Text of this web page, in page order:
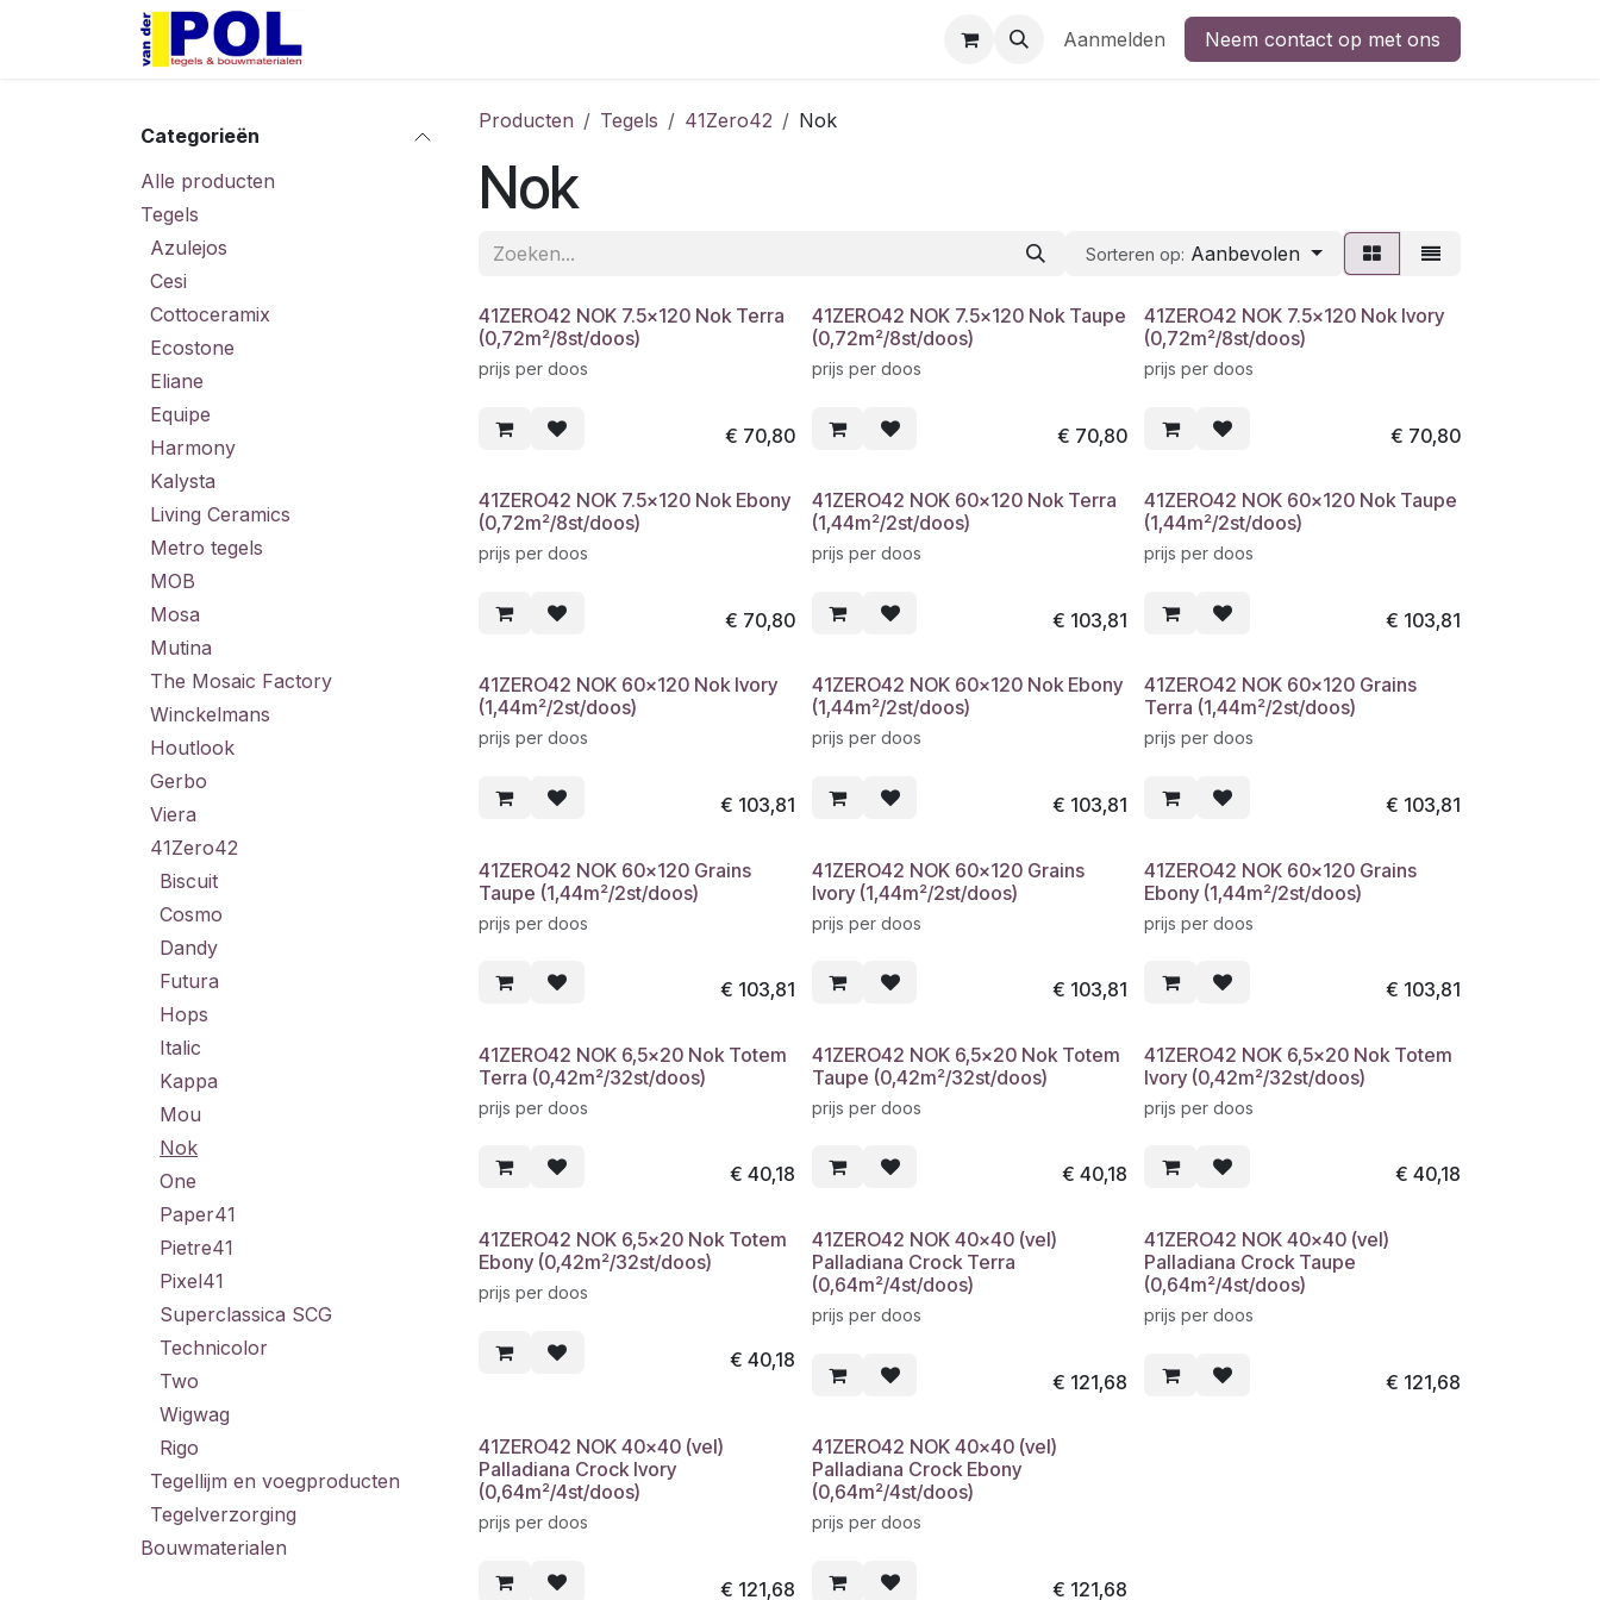
Overslaan naar inhoud
Aanmelden Neem contact op met ons
Categorieën
Alle producten
Tegels
Azulejos
Cesi
Cottoceramix
Ecostone
Eliane
Equipe
Harmony
Kalysta
Living Ceramics
Metro tegels
MOB
Mosa
Mutina
The Mosaic Factory
Winckelmans
Houtlook
Gerbo
Viera
41Zero42
Biscuit
Cosmo
Dandy
Futura
Hops
Italic
Kappa
Mou
Nok
One
Paper41
Pietre41
Pixel41
Superclassica SCG
Technicolor
Two
Wigwag
Rigo
Tegellijm en voegproducten
Tegelverzorging
Bouwmaterialen
Producten Tegels 41Zero42 Nok
Nok
Sorteren op: Aanbevolen
41ZERO42 NOK 7.5x120 Nok Terra
(0,72m²/8st/doos)
prijs per doos
€ 70,80
41ZERO42 NOK 7.5x120 Nok Taupe
(0,72m²/8st/doos)
prijs per doos
€ 70,80
41ZERO42 NOK 7.5x120 Nok Ivory
(0,72m²/8st/doos)
prijs per doos
€ 70,80
41ZERO42 NOK 7.5x120 Nok Ebony
(0,72m²/8st/doos)
prijs per doos
€ 70,80
41ZERO42 NOK 60x120 Nok Terra
(1,44m²/2st/doos)
prijs per doos
€ 103,81
41ZERO42 NOK 60x120 Nok Taupe
(1,44m²/2st/doos)
prijs per doos
€ 103,81
41ZERO42 NOK 60x120 Nok Ivory
(1,44m²/2st/doos)
prijs per doos
€ 103,81
41ZERO42 NOK 60x120 Nok Ebony
(1,44m²/2st/doos)
prijs per doos
€ 103,81
41ZERO42 NOK 60x120 Grains
Terra (1,44m²/2st/doos)
prijs per doos
€ 103,81
41ZERO42 NOK 60x120 Grains
Taupe (1,44m²/2st/doos)
prijs per doos
€ 103,81
41ZERO42 NOK 60x120 Grains
Ivory (1,44m²/2st/doos)
prijs per doos
€ 103,81
41ZERO42 NOK 60x120 Grains
Ebony (1,44m²/2st/doos)
prijs per doos
€ 103,81
41ZERO42 NOK 6,5x20 Nok Totem
Terra (0,42m²/32st/doos)
prijs per doos
€ 40,18
41ZERO42 NOK 6,5x20 Nok Totem
Taupe (0,42m²/32st/doos)
prijs per doos
€40,18
41ZERO42 NOK 6,5x20 Nok Totem
Ivory (0,42m²/32st/doos)
prijs per doos
€ 40,18
41ZERO42 NOK 6,5x20 Nok Totem
Ebony (0,42m²/32st/doos)
prijs per doos
€ 40,18
41ZERO42 NOK 40x40 (vel)
Palladiana Crock Terra
(0,64m²/4st/doos)
prijs per doos
€ 121,68
41ZERO42 NOK 40x40 (vel)
Palladiana Crock Taupe
(0,64m²/4st/doos)
prijs per doos
€ 121,68
41ZERO42 NOK 40x40 (vel)
Palladiana Crock Ivory
(0,64m²/4st/doos)
prijs per doos
€ 121,68
41ZERO42 NOK 40x40 (vel)
Palladiana Crock Ebony
(0,64m²/4st/doos)
prijs per doos
€ 121,68